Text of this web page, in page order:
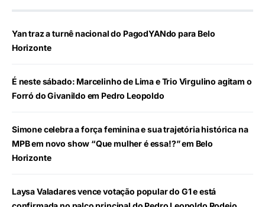
Yan traz a turnê nacional do PagodYANdo para Belo
Horizonte
É neste sábado: Marcelinho de Lima e Trio Virgulino agitam o
Forró do Givanildo em Pedro Leopoldo
Simone celebra a força feminina e sua trajetória histórica na
MPB em novo show “Que mulher é essa!?” em Belo
Horizonte
Laysa Valadares vence votação popular do G1 e está